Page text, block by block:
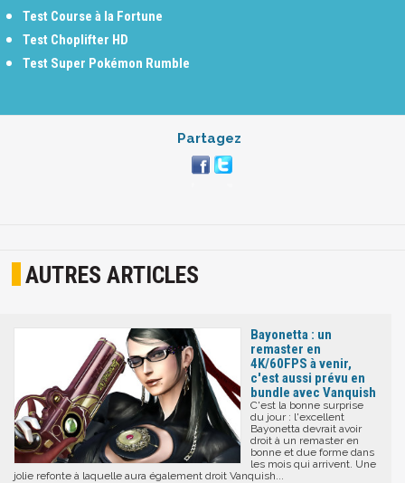
Test Course à la Fortune
Test Choplifter HD
Test Super Pokémon Rumble
Partagez
AUTRES ARTICLES
Bayonetta : un
remaster en
4K/60FPS à venir,
c'est aussi prévu en
bundle avec Vanquish
C'est la bonne surprise
du jour : l'excellent
Bayonetta devrait avoir
droit à un remaster en
bonne et due forme dans
les mois qui arrivent. Une
jolie refonte à laquelle aura également droit Vanquish...